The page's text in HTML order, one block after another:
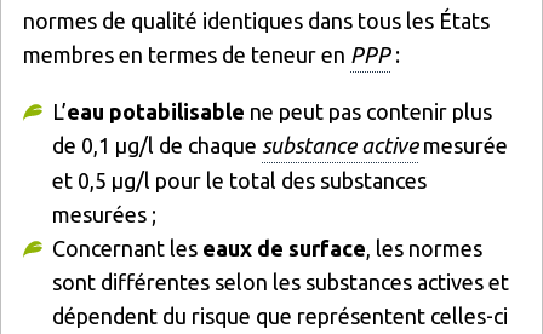
normes de qualité identiques dans tous les États
membres en termes de teneur en PPP:
L’eau potabilisable ne peut pas contenir plus
de 0,1 µg/l de chaque substance activemesurée
et 0,5 µg/l pour le total des substances
mesurées ;
Concernant les eaux de surface , les normes
sont différentes selon les substances actives et
dépendent du risque que représentent celles-ci